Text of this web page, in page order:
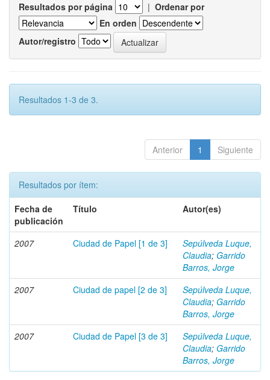
Resultados por página | Ordenar por
En orden
Autor/registro
Resultados 1-3 de 3.
Anterior 1 Siguiente
Resultados por ítem:
Fecha de
publicación
Título Autor(es)
2007 Ciudad de Papel [1 de 3]
Sepúlveda Luque,
Claudia; Garrido
Barros, Jorge
2007
Ciudad de papel [2 de 3]
Sepúlveda Luque,
Claudia; Garrido
Barros, Jorge
2007
Ciudad de Papel [3 de 3]
Sepúlveda Luque,
Claudia; Garrido
Barros, Jorge